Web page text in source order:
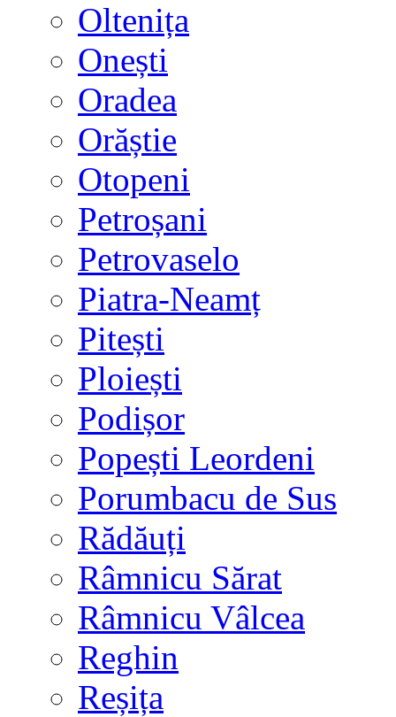
Oltenița
Onești
Oradea
Orăștie
Otopeni
Petroșani
Petrovaselo
Piatra-Neamț
Pitești
Ploiești
Podișor
Popești Leordeni
Porumbacu de Sus
Rădăuți
Râmnicu Sărat
Râmnicu Vâlcea
Reghin
Reșița